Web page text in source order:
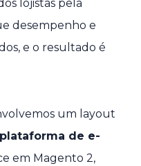
lojistas pela
desempenho e
e o resultado é
um layout
plataforma de e-
em Magento 2,